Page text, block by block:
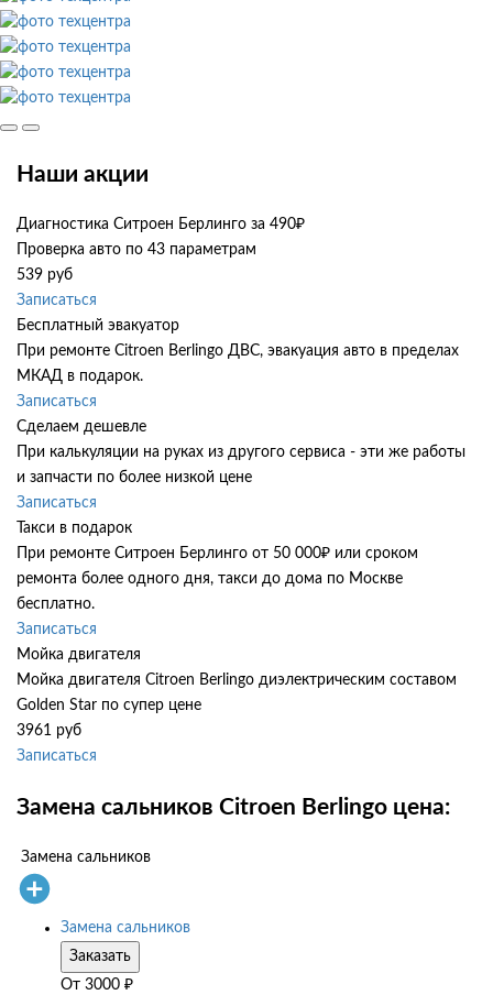
Наши акции
Диагностика Ситроен Берлинго за 490₽
Проверка авто по 43 параметрам
539 руб
Записаться
Бесплатный эвакуатор
При ремонте Citroen Berlingo ДВС, эвакуация авто в пределах
МКАД в подарок.
Записаться
Сделаем дешевле
При калькуляции на руках из другого сервиса - эти же работы
и запчасти по более низкой цене
Записаться
Такси в подарок
При ремонте Ситроен Берлинго от 50 000₽ или сроком
ремонта более одного дня, такси до дома по Москве
бесплатно.
Записаться
Мойка двигателя
Мойка двигателя Citroen Berlingo диэлектрическим составом
Golden Star по супер цене
3961 руб
Записаться
Замена сальников Citroen Berlingo цена:
Замена сальников
Замена сальников
Заказать
От 3000 ₽